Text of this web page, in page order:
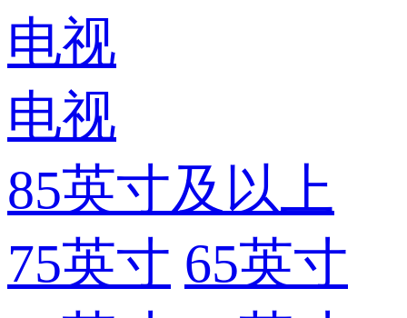
电视
电视
85英寸及以上
75英寸 65英寸